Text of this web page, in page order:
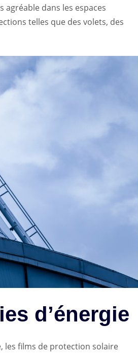
agréable dans les espaces
telles que des volets, des
d’énergie
les films de protection solaire